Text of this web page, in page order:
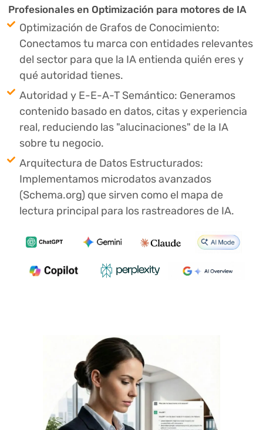
Profesionales en Optimización para motores de IA
Optimización de Grafos de Conocimiento:
Conectamos tu marca con entidades relevantes
del sector para que la IA entienda quién eres y
qué autoridad tienes.
Autoridad y E-E-A-T Semántico: Generamos
contenido basado en datos, citas y experiencia
real, reduciendo las "alucinaciones" de la IA
sobre tu negocio.
Arquitectura de Datos Estructurados:
Implementamos microdatos avanzados
(Schema.org) que sirven como el mapa de
lectura principal para los rastreadores de IA.